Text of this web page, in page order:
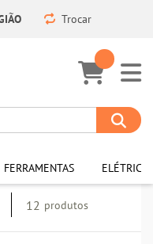
Trocar
FERRAMENTAS ELÉTRICA
12 produtos